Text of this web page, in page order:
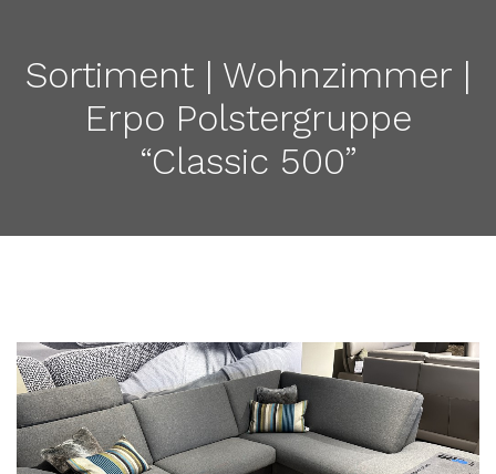
Sortiment | Wohnzimmer |
Erpo Polstergruppe
“Classic 500”